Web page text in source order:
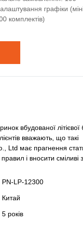
графіки
комплектів)
вбудованої літієвої
вважають, що такі
Ltd має прагнення
і вносити сміливі
PN-LP-12300
Китай
5 років